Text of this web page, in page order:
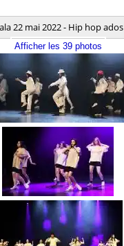
22 mai 2022 - Hip hop ados
Afficher les 39 photos